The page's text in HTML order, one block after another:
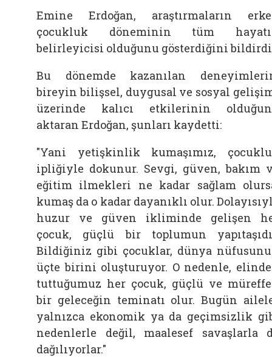
Emine Erdoğan, araştırmaların
çocukluk döneminin tüm
belirleyicisi olduğunu gösterdiğini
Bu dönemde kazanılan
bireyin bilişsel, duygusal ve sosyal
üzerinde kalıcı etkilerinin
aktaran Erdoğan, şunları kaydetti:
"Yani yetişkinlik kumaşımız,
ipliğiyle dokunur. Sevgi, güven, bakım
eğitim ilmekleri ne kadar sağlam
kumaş da o kadar dayanıklı olur.
huzur ve güven ikliminde gelişen
çocuk, güçlü bir toplumun
Bildiğiniz gibi çocuklar, dünya
üçte birini oluşturuyor. O nedenle,
tuttuğumuz her çocuk, güçlü ve
bir geleceğin teminatı olur. Bugün
yalnızca ekonomik ya da geçimsizlik
nedenlerle değil, maalesef savaşlarla
dağılıyorlar."